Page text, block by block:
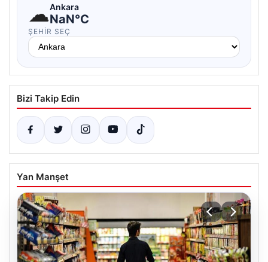
☁Ankara
NaN°C
ŞEHIR SEÇ
Bizi Takip Edin
Yan Manşet